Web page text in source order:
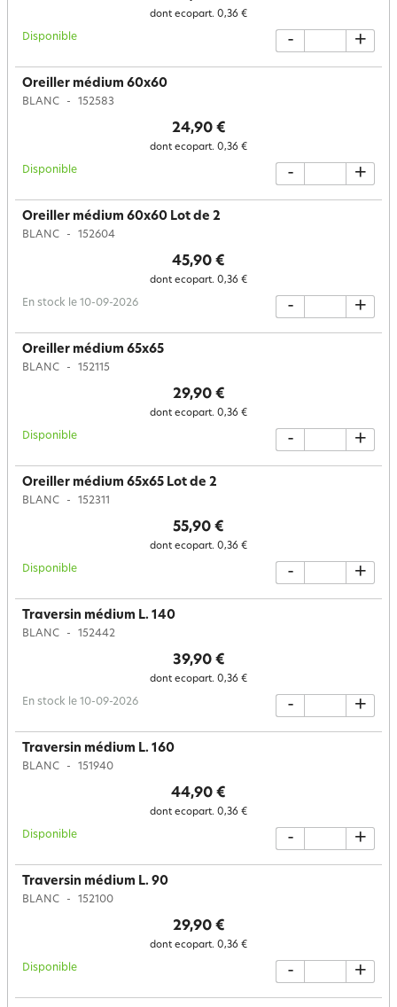
dont ecopart. 0,36 €
Disponible - +
Oreiller médium 60x60
BLANC 152583
24,90 €
dont ecopart. 0,36 €
Disponible - +
Oreiller médium 60x60 Lot de 2
BLANC 152604
45,90 €
dont ecopart. 0,36 €
En stock le 10-09-2026 - +
Oreiller médium 65x65
BLANC 152115
29,90 €
dont ecopart. 0,36 €
Disponible - +
Oreiller médium 65x65 Lot de 2
BLANC 152311
55,90 €
dont ecopart. 0,36 €
Disponible - +
Traversin médium L. 140
BLANC 152442
39,90 €
dont ecopart. 0,36 €
En stock le 10-09-2026 - +
Traversin médium L. 160
BLANC 151940
44,90 €
dont ecopart. 0,36 €
Disponible - +
Traversin médium L. 90
BLANC 152100
29,90 €
dont ecopart. 0,36 €
Disponible - +